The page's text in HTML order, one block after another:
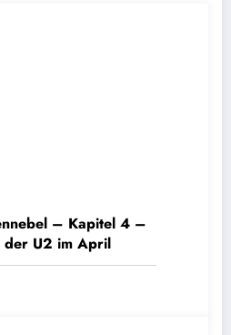
– Kapitel 4 –
der U2 im April